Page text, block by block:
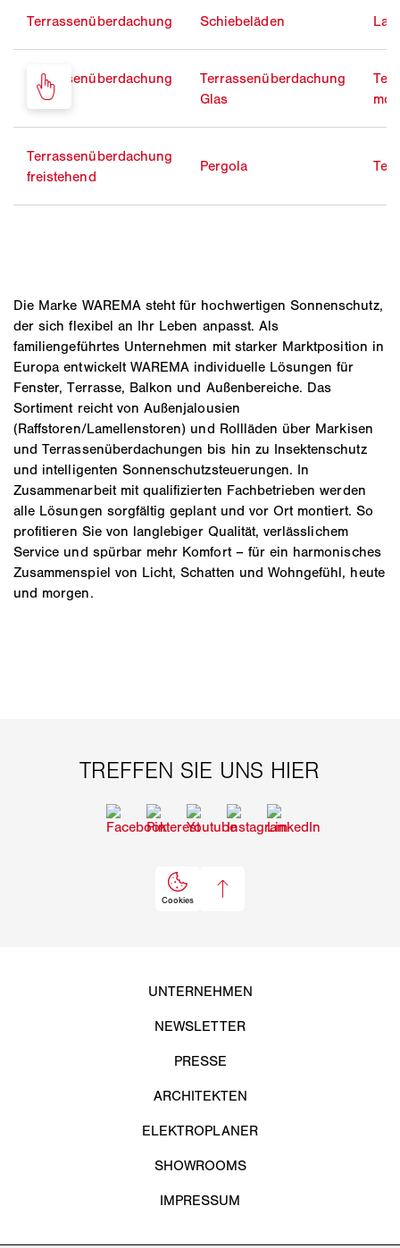
Terrassenüberdachung Schiebeläden
Terrassenüberdachung
Alu
Terrassenüberdachung
Glas
Terrassenüberdachung
freistehend
Pergola
Die Marke WAREMA steht für hochwertigen Sonnenschutz,
der sich flexibel an Ihr Leben anpasst. Als
familiengeführtes Unternehmen mit starker Marktposition in
Europa entwickelt WAREMA individuelle Lösungen für
Fenster, Terrasse, Balkon und Außenbereiche. Das
Sortiment reicht von Außenjalousien
(Raffstoren/Lamellenstoren) und Rollläden über Markisen
und Terrassenüberdachungen bis hin zu Insektenschutz
und intelligenten Sonnenschutzsteuerungen. In
Zusammenarbeit mit qualifizierten Fachbetrieben werden
alle Lösungen sorgfältig geplant und vor Ort montiert. So
profitieren Sie von langlebiger Qualität, verlässlichem
Service und spürbar mehr Komfort – für ein harmonisches
Zusammenspiel von Licht, Schatten und Wohngefühl, heute
und morgen.